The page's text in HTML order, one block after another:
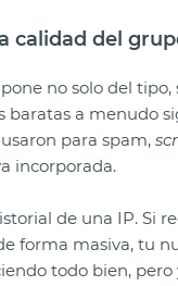
calidad del
no solo del
baratas a menudo
para spam,
incorporada.
de una IP. Si
forma masiva, tu
todo bien,